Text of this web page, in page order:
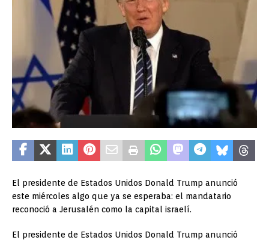
El presidente de Estados Unidos Donald Trump anunció
este miércoles algo que ya se esperaba: el mandatario
reconoció a Jerusalén como la capital israelí.
El presidente de Estados Unidos Donald Trump anunció